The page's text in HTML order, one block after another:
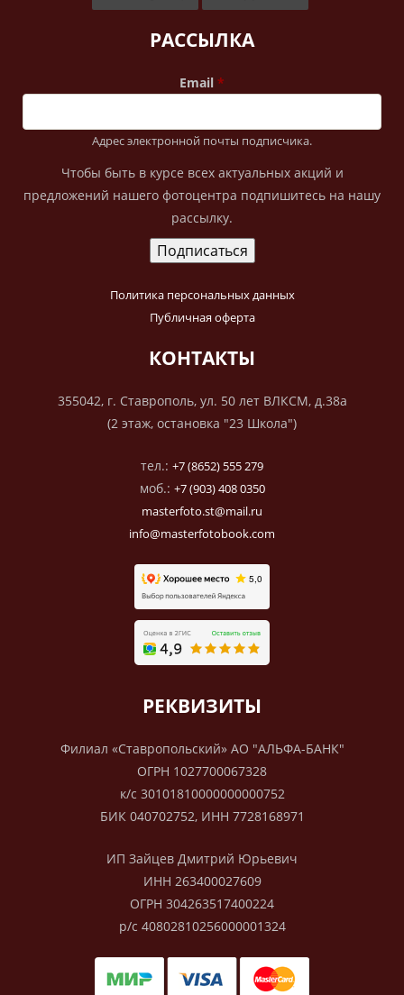
РАССЫЛКА
Email
Адрес электронной почты подписчика.
Чтобы быть в курсе всех актуальных акций и
предложений нашего фотоцентра подпишитесь на нашу
рассылку.
Политика персональных данных
Публичная оферта
КОНТАКТЫ
355042, г. Ставрополь, ул. 50 лет ВЛКСМ, д.38а
(2 этаж, остановка "23 Школа")
тел.: +7 (8652) 555 279
моб.: +7 (903) 408 0350
masterfoto.st@mail.ru
info@masterfotobook.com
РЕКВИЗИТЫ
Филиал «Ставропольский» АО "АЛЬФА-БАНК"
ОГРН 1027700067328
к/с 30101810000000000752
БИК 040702752, ИНН 7728168971
ИП Зайцев Дмитрий Юрьевич
ИНН 263400027609
ОГРН 304263517400224
р/с 40802810256000001324